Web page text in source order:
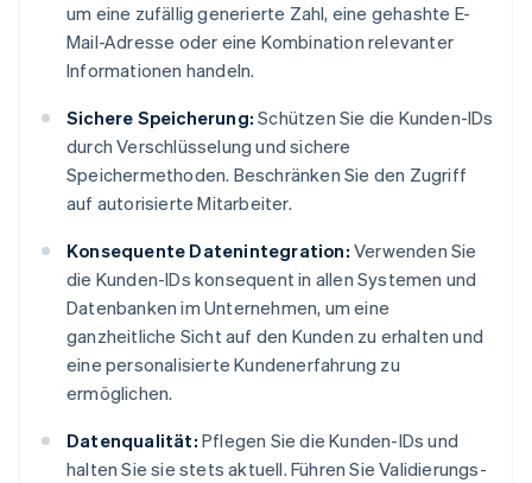
um eine zufällig generierte Zahl, eine gehashte E-
Mail-Adresse oder eine Kombination relevanter
Informationen handeln.
Sichere Speicherung: Schützen Sie die Kunden-IDs
durch Verschlüsselung und sichere
Speichermethoden. Beschränken Sie den Zugriff
auf autorisierte Mitarbeiter.
Konsequente Datenintegration: Verwenden Sie
die Kunden-IDs konsequent in allen Systemen und
Datenbanken im Unternehmen, um eine
ganzheitliche Sicht auf den Kunden zu erhalten und
eine personalisierte Kundenerfahrung zu
ermöglichen.
Datenqualität: Pflegen Sie die Kunden-IDs und
halten Sie sie stets aktuell. Führen Sie Validierungs-